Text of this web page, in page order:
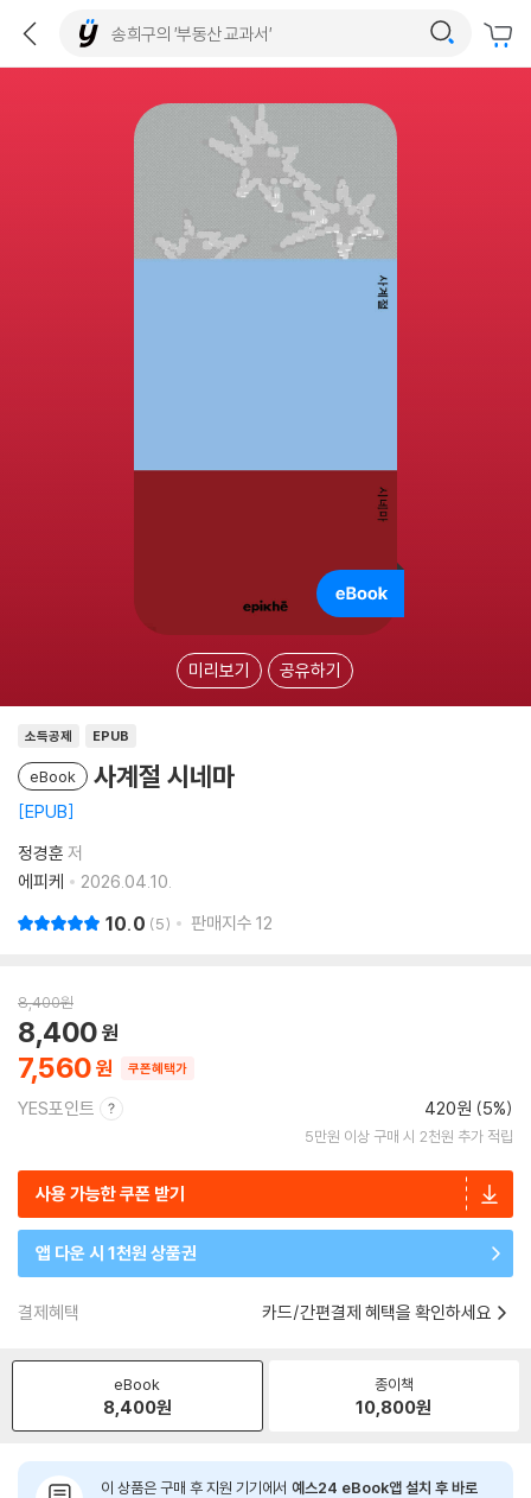
미리보기 공유하기
소득공제 EPUB
eBook 사계절 시네마
EPUB
정경훈 저
에피케
2026.04.10.
10.0 5 판매지수 12
8,400원
7,560
8,400
쿠폰혜택가
YES포인트 420원 (5%)
5만원 이상 구매 시 2천원 추가 적립
사용 가능한 쿠폰 받기
앱 다운 시 1천원 상품권
결제혜택 카드/간편결제 혜택을 확인하세요
eBook
8,400원
종이책
10,800원
이 상품은 구매 후 지원 기기에서 예스24 eBook앱 설치 후 바로